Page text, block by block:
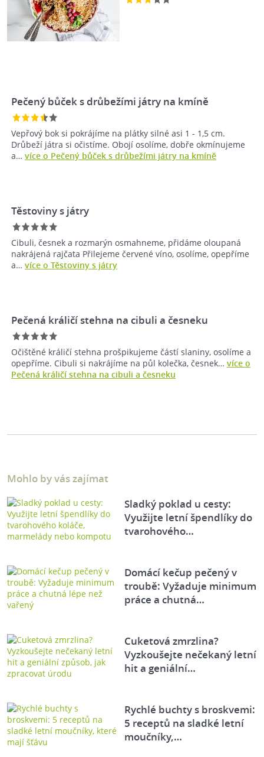
Pečený bůček s drůbežími játry na kmíně
Vepřový bok si pokrájíme na plátky silné asi 1 - 1,5 cm.
Drůbeží játra si očistíme. Obojí osolíme, dobře okmínujeme
a… více o Pečený bůček s drůbežími játry na kmíně
Těstoviny s játry
Cibuli, česnek a rozmarýn osmahneme, přidáme oloupaná
nakrájená rajčata Přilejeme červené víno, osolíme, opepříme
a… více o Těstoviny s játry
Pečená králičí stehna na cibuli a česneku
Očištěné králičí stehna prošpikujeme částí slaniny, osolíme a
opepříme. Cibuli si nakrájíme na půl kolečka, česnek… více o
Pečená králičí stehna na cibuli a česneku
Mohlo by vás zajímat
Sladký poklad u cesty:
Využijte letní špendlíky do
tvarohového…
Domácí kečup pečený v
troubě: Vyžaduje minimum
práce a chutná…
Cuketová zmrzlina?
Vyzkoušejte nečekaný letní
hit a geniální…
Rychlé buchty s broskvemi:
5 receptů na sladké letní
moučníky,…